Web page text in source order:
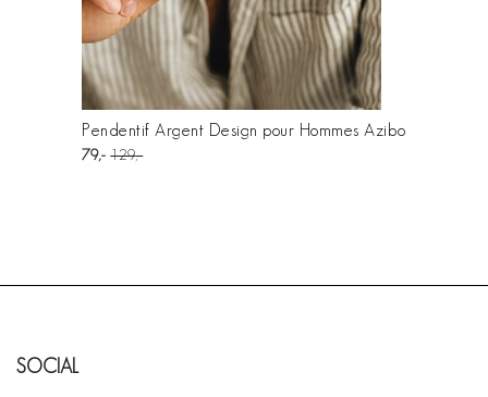
Pendentif Argent Design pour Hommes Azibo
79 129
SOCIAL